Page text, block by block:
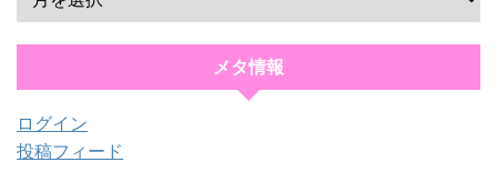
メタ情報
ログイン
投稿フィード